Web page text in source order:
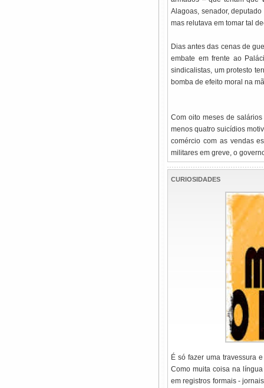
Alagoas, senador,
mas relutava em tomar tal
Dias antes das cenas de
embate em frente ao
sindicalistas, um protesto
bomba de efeito moral na
Com oito meses de
menos quatro suicídios
comércio com as vendas
militares em greve, o
CURIOSIDADES
É só fazer uma travessura
Como muita coisa na
em registros formais -